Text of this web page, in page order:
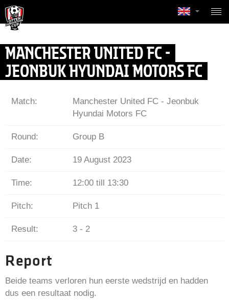
MANCHESTER UNITED FC -
JEONBUK HYUNDAI MOTORS FC
Match: Manchester United FC - Jeonbuk
Hyundai Motors FC
Round: Group B
Date: 19 August 2023
Time: 12:00 till 13:30
Pitch: Pitch 1
Result: 3 - 2
Report
Beide teams verloren hun eerste wedstrijd en hadden
dus een resultaat nodig.